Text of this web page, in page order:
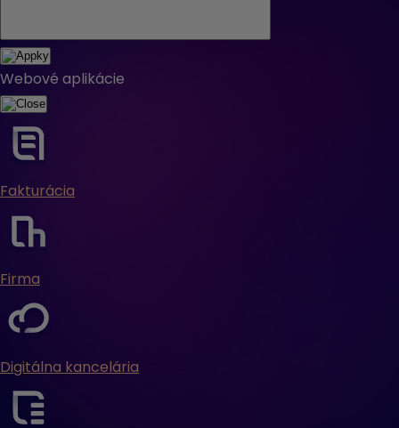
Webové aplikácie
Fakturácia
Firma
Digitálna kancelária